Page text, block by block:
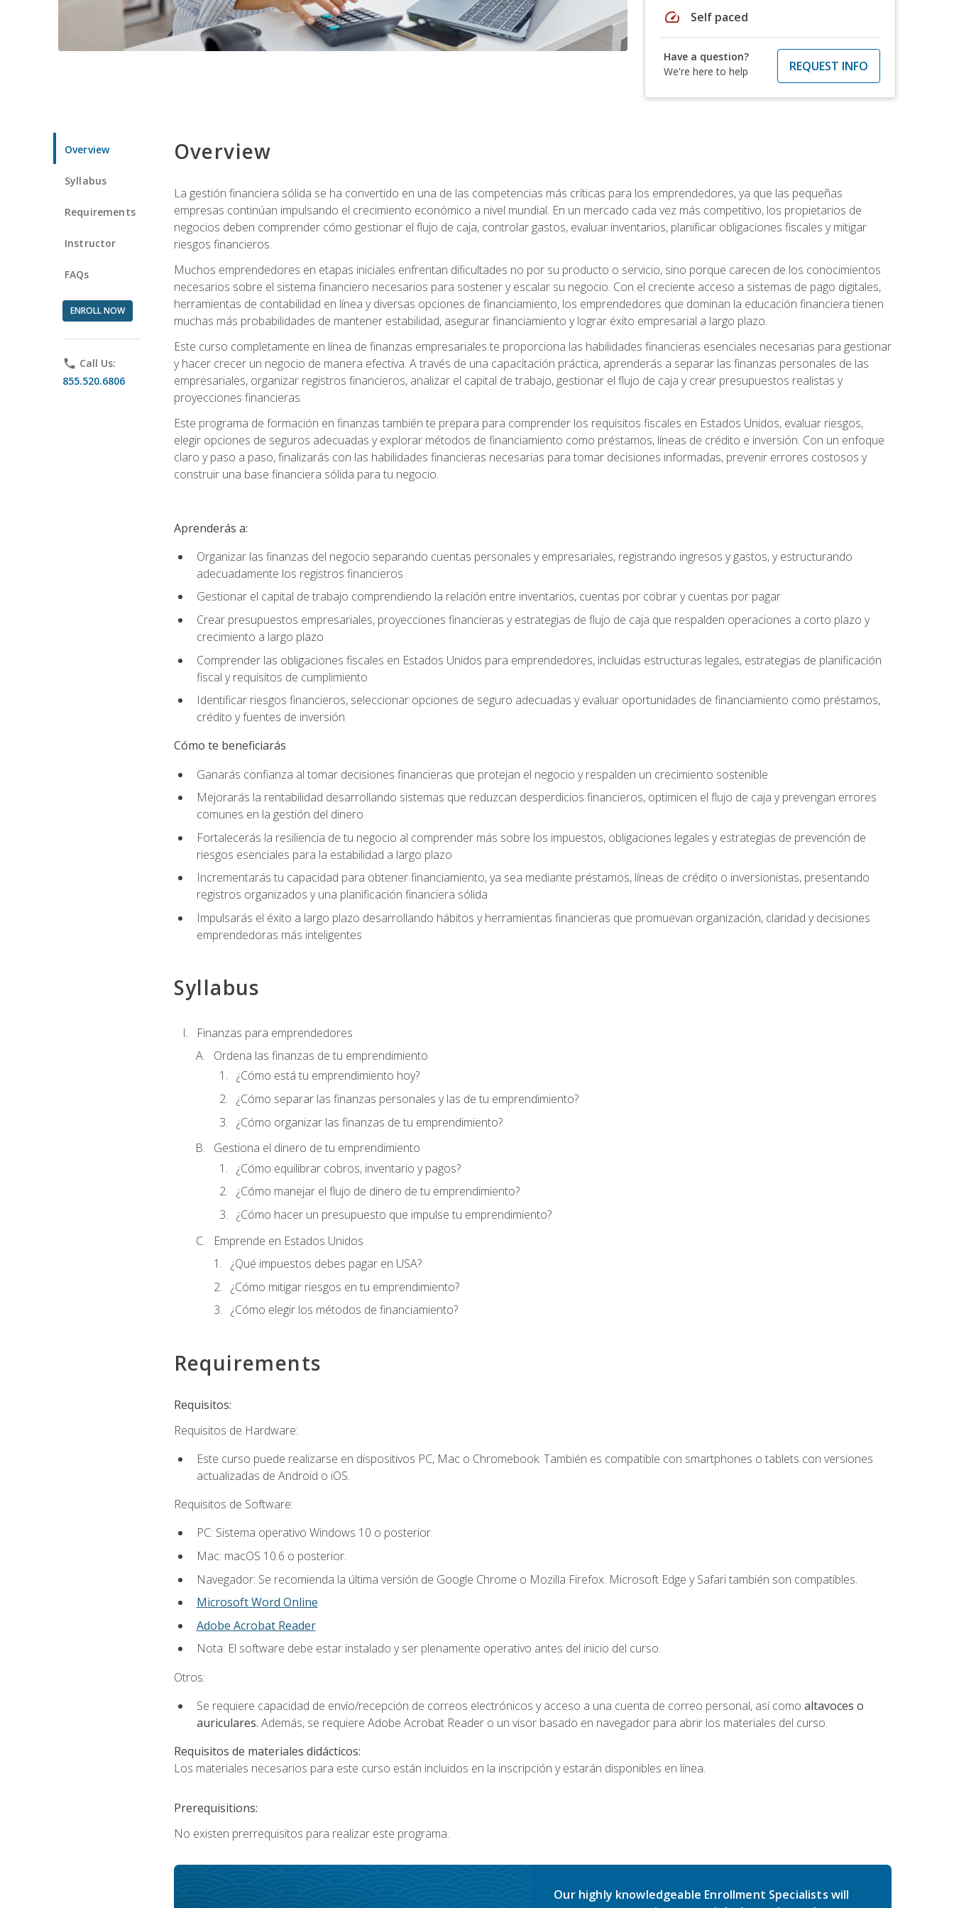
speed Self paced
Have a question?
We're here to help
REQUEST INFO
Overview
Syllabus
Requirements
Instructor
FAQs
ENROLL NOW
phone Call Us:
855.520.6806
Overview
La gestión financiera sólida se ha convertido en una de las competencias más críticas para los emprendedores, ya que las pequeñas
empresas continúan impulsando el crecimiento económico a nivel mundial. En un mercado cada vez más competitivo, los propietarios de
negocios deben comprender cómo gestionar el flujo de caja, controlar gastos, evaluar inventarios, planificar obligaciones fiscales y mitigar
riesgos financieros.
Muchos emprendedores en etapas iniciales enfrentan dificultades no por su producto o servicio, sino porque carecen de los conocimientos
necesarios sobre el sistema financiero necesarios para sostener y escalar su negocio. Con el creciente acceso a sistemas de pago digitales,
herramientas de contabilidad en línea y diversas opciones de financiamiento, los emprendedores que dominan la educación financiera tienen
muchas más probabilidades de mantener estabilidad, asegurar financiamiento y lograr éxito empresarial a largo plazo.
Este curso completamente en línea de finanzas empresariales te proporciona las habilidades financieras esenciales necesarias para gestionar
y hacer crecer un negocio de manera efectiva. A través de una capacitación práctica, aprenderás a separar las finanzas personales de las
empresariales, organizar registros financieros, analizar el capital de trabajo, gestionar el flujo de caja y crear presupuestos realistas y
proyecciones financieras.
Este programa de formación en finanzas también te prepara para comprender los requisitos fiscales en Estados Unidos, evaluar riesgos,
elegir opciones de seguros adecuadas y explorar métodos de financiamiento como préstamos, líneas de crédito e inversión. Con un enfoque
claro y paso a paso, finalizarás con las habilidades financieras necesarias para tomar decisiones informadas, prevenir errores costosos y
construir una base financiera sólida para tu negocio.
Aprenderás a:
Organizar las finanzas del negocio separando cuentas personales y empresariales, registrando ingresos y gastos, y estructurando
adecuadamente los registros financieros
Gestionar el capital de trabajo comprendiendo la relación entre inventarios, cuentas por cobrar y cuentas por pagar
Crear presupuestos empresariales, proyecciones financieras y estrategias de flujo de caja que respalden operaciones a corto plazo y
crecimiento a largo plazo
Comprender las obligaciones fiscales en Estados Unidos para emprendedores, incluidas estructuras legales, estrategias de planificación
fiscal y requisitos de cumplimiento
Identificar riesgos financieros, seleccionar opciones de seguro adecuadas y evaluar oportunidades de financiamiento como préstamos,
crédito y fuentes de inversión
Cómo te beneficiarás
Ganarás confianza al tomar decisiones financieras que protejan el negocio y respalden un crecimiento sostenible
Mejorarás la rentabilidad desarrollando sistemas que reduzcan desperdicios financieros, optimicen el flujo de caja y prevengan errores
comunes en la gestión del dinero
Fortalecerás la resiliencia de tu negocio al comprender más sobre los impuestos, obligaciones legales y estrategias de prevención de
riesgos esenciales para la estabilidad a largo plazo
Incrementarás tu capacidad para obtener financiamiento, ya sea mediante préstamos, líneas de crédito o inversionistas, presentando
registros organizados y una planificación financiera sólida
Impulsarás el éxito a largo plazo desarrollando hábitos y herramientas financieras que promuevan organización, claridad y decisiones
emprendedoras más inteligentes
Syllabus
Finanzas para emprendedores
Ordena las finanzas de tu emprendimiento
¿Cómo está tu emprendimiento hoy?
¿Cómo separar las finanzas personales y las de tu emprendimiento?
¿Cómo organizar las finanzas de tu emprendimiento?
Gestiona el dinero de tu emprendimiento
¿Cómo equilibrar cobros, inventario y pagos?
¿Cómo manejar el flujo de dinero de tu emprendimiento?
¿Cómo hacer un presupuesto que impulse tu emprendimiento?
Emprende en Estados Unidos
¿Qué impuestos debes pagar en USA?
¿Cómo mitigar riesgos en tu emprendimiento?
¿Cómo elegir los métodos de financiamiento?
Requirements
Requisitos:
Requisitos de Hardware:
Este curso puede realizarse en dispositivos PC, Mac o Chromebook. También es compatible con smartphones o tablets con versiones
actualizadas de Android o iOS.
Requisitos de Software:
PC: Sistema operativo Windows 10 o posterior.
Mac: macOS 10.6 o posterior.
Navegador: Se recomienda la última versión de Google Chrome o Mozilla Firefox. Microsoft Edge y Safari también son compatibles.
Microsoft Word Online
Adobe Acrobat Reader
Nota: El software debe estar instalado y ser plenamente operativo antes del inicio del curso.
Otros:
Se requiere capacidad de envío/recepción de correos electrónicos y acceso a una cuenta de correo personal, así como altavoces o
auriculares. Además, se requiere Adobe Acrobat Reader o un visor basado en navegador para abrir los materiales del curso.
Requisitos de materiales didácticos:
Los materiales necesarios para este curso están incluidos en la inscripción y estarán disponibles en línea.
Prerequisitions:
No existen prerrequisitos para realizar este programa.
Our highly knowledgeable Enrollment Specialists will